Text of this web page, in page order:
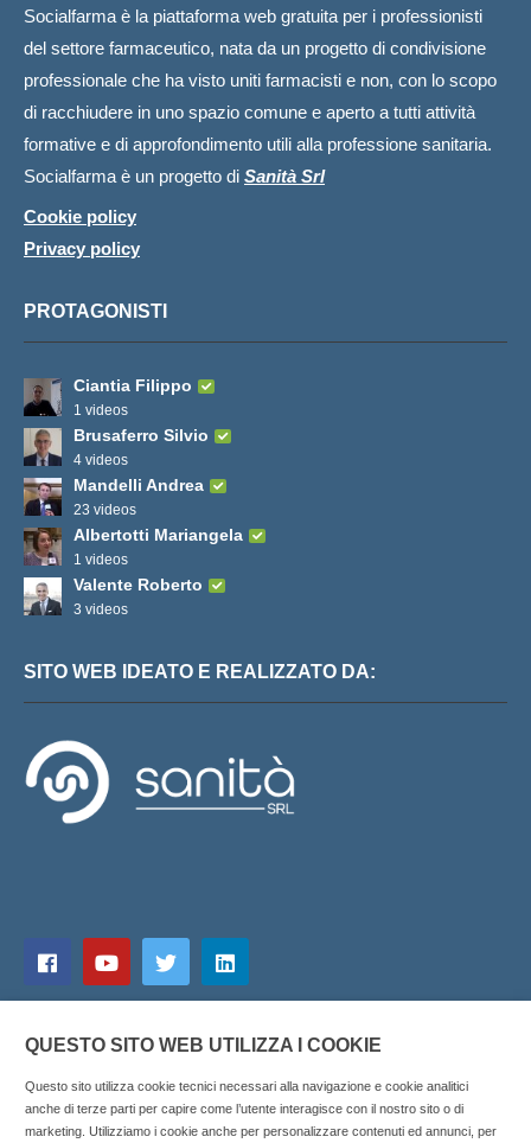
Socialfarma è la piattaforma web gratuita per i professionisti
del settore farmaceutico, nata da un progetto di condivisione
professionale che ha visto uniti farmacisti e non, con lo scopo
di racchiudere in uno spazio comune e aperto a tutti attività
formative e di approfondimento utili alla professione sanitaria.
Socialfarma è un progetto di Sanità Srl
Cookie policy
Privacy policy
PROTAGONISTI
Ciantia Filippo
1 videos
Brusaferro Silvio
4 videos
Mandelli Andrea
23 videos
Albertotti Mariangela
1 videos
Valente Roberto
3 videos
SITO WEB IDEATO E REALIZZATO DA:
QUESTO SITO WEB UTILIZZA I COOKIE
Questo sito utilizza cookie tecnici necessari alla navigazione e cookie analitici
anche di terze parti per capire come l’utente interagisce con il nostro sito o di
marketing. Utilizziamo i cookie anche per personalizzare contenuti ed annunci, per